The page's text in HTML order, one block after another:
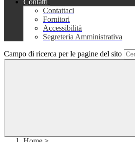
Contatti
Contattaci
Fornitori
Accessibilità
Segreteria Amministrativa
Campo di ricerca per le pagine del sito